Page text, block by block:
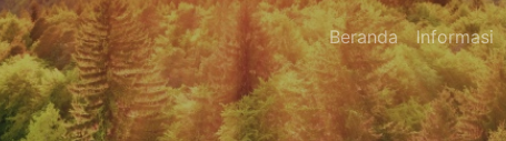
Beranda Informasi